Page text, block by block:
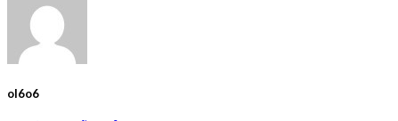
ol6o6